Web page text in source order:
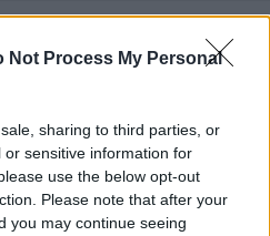
Not Process My Personal
sharing to third parties, or
sensitive information for
use the below opt-out
Please note that after your
you may continue seeing
mégis morgolódunk,
napjait számláljuk,